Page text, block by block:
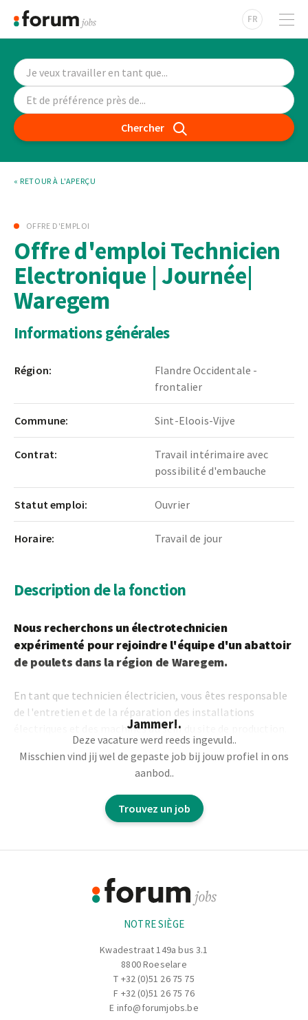
FR
Chercher
« RETOUR À L'APERÇU
OFFRE D'EMPLOI
Offre d'emploi Technicien
Electronique | Journée|
Waregem
Informations générales
Région:
Flandre Occidentale -
frontalier
Commune: Sint-Eloois-Vijve
Contrat:
Travail intérimaire avec
possibilité d'embauche
Statut emploi: Ouvrier
Horaire: Travail de jour
Description de la fonction
Nous recherchons un électrotechnicien
expérimenté pour rejoindre l'équipe d'un abattoir
de poulets dans la région de Waregem.
En tant que technicien électricien, vous êtes responsable
de l'entretien et de la réparation des installations
électriques et des machines au sein du site de production.
Vous travaillerez au sein d'une équipe dynamique de
techniciens et d'opérateurs et ferez des rapports si
Résoudre les dysfonctionnements et les pannes des
Effectuer la maintenance préventive
Contribuer à l'amélioration des machines et des
Tenir à jour la documentation technique et faire un
rapport au responsable de la maintenance.
Jammer!.
Deze vacature werd reeds ingevuld..
Misschien vind jij wel de gepaste job bij jouw profiel in ons
aanbod..
Trouvez un job
NOTRE SIÈGE
Kwadestraat 149a bus 3.1
8800 Roeselare
T +32 (0)51 26 75 75
F +32 (0)51 26 75 76
E info@forumjobs.be